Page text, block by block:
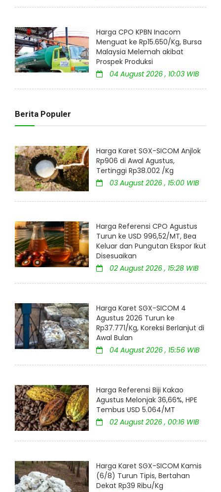
Harga CPO KPBN Inacom
Menguat ke Rp15.650/Kg, Bursa
Malaysia Melemah akibat
Prospek Produksi
04 August 2026 , 10:03 WIB
Berita Populer
Harga Karet SGX-SICOM Anjlok
Rp906 di Awal Agustus,
Tertinggi Rp38.002 /Kg
03 August 2026 , 15:00 WIB
Harga Referensi CPO Agustus
Turun ke USD 996,52/MT, Bea
Keluar dan Pungutan Ekspor Ikut
Disesuaikan
02 August 2026 , 15:28 WIB
Harga Karet SGX-SICOM 4
Agustus 2026 Turun ke
Rp37.771/Kg, Koreksi Berlanjut di
Awal Bulan
04 August 2026 , 15:56 WIB
Harga Referensi Biji Kakao
Agustus Melonjak 36,66%, HPE
Tembus USD 5.064/MT
02 August 2026 , 00:16 WIB
Harga Karet SGX-SICOM Kamis
(6/8) Turun Tipis, Bertahan
Dekat Rp39 Ribu/Kg